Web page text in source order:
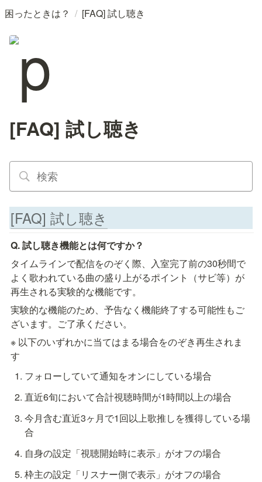
困ったときは？ / [FAQ] 試し聴き
[FAQ] 試し聴き
[FAQ] 試し聴き
Q. 試し聴き機能とは何ですか？
タイムラインで配信をのぞく際、入室完了前の30秒間で
よく歌われている曲の盛り上がるポイント（サビ等）が
再生される実験的な機能です。
実験的な機能のため、予告なく機能終了する可能性もご
ざいます。ご了承ください。
※ 以下のいずれかに当てはまる場合をのぞき再生されま
す
フォローしていて通知をオンにしている場合
直近6旬において合計視聴時間が1時間以上の場合
今月含む直近3ヶ月で1回以上歌推しを獲得している場
合
自身の設定「視聴開始時に表示」がオフの場合
枠主の設定「リスナー側で表示」がオフの場合